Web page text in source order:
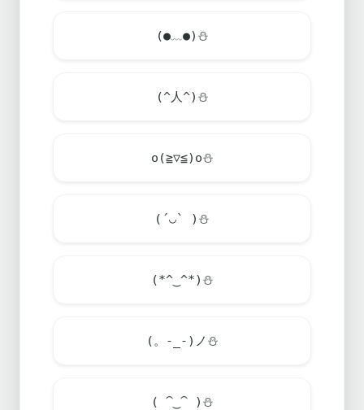
(●﹏●) ⛄
(^人^) ⛄
o(≧▽≦)o⛄
(´◡` ) ⛄
(*^‿^*) ⛄
(。-_-)ノ ⛄
( ⁀‿⁀ ) ⛄